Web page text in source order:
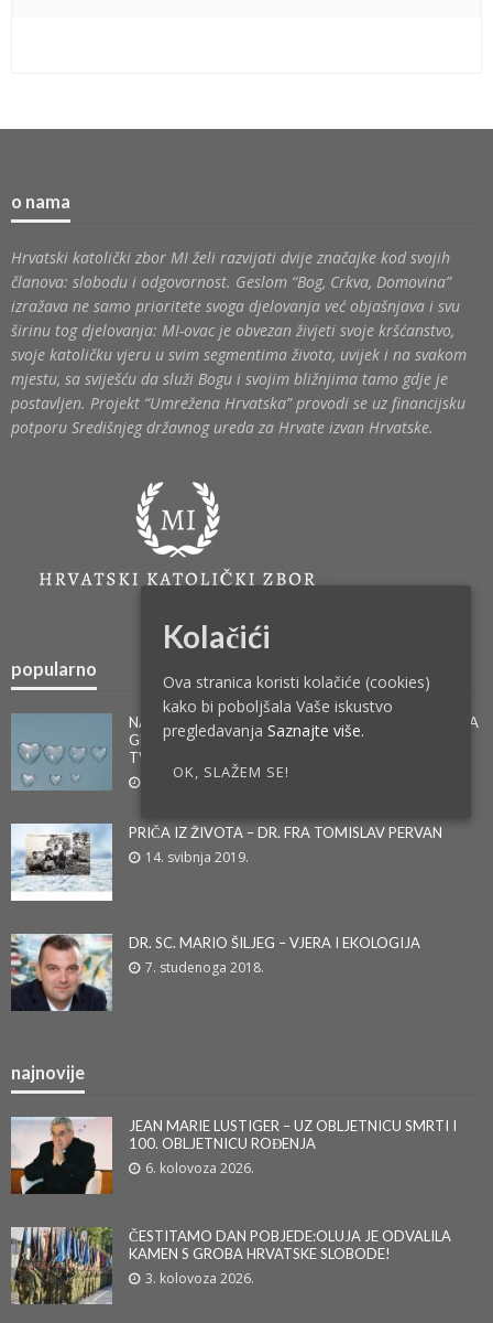
o nama
Hrvatski katolički zbor MI želi razvijati dvije značajke kod svojih
članova: slobodu i odgovornost. Geslom “Bog, Crkva, Domovina”
izražava ne samo prioritete svoga djelovanja već objašnjava i svu
širinu tog djelovanja: MI-ovac je obvezan živjeti svoje kršćanstvo,
svoje katoličku vjeru u svim segmentima života, uvijek i na svakom
mjestu, sa sviješću da služi Bogu i svojim bližnjima tamo gdje je
postavljen. Projekt “Umrežena Hrvatska” provodi se uz financijsku
potporu Središnjeg državnog ureda za Hrvate izvan Hrvatske.
popularno
NAJČITANIJI TEKST 2023. – INTERVJU KĆERI BILLYJA
GRAHAMA – KONAČNO ISTINA NA NACIONALNOJ
TV
1. veljače 2024.
PRIČA IZ ŽIVOTA – DR. FRA TOMISLAV PERVAN
14. svibnja 2019.
DR. SC. MARIO ŠILJEG – VJERA I EKOLOGIJA
7. studenoga 2018.
najnovije
JEAN MARIE LUSTIGER – UZ OBLJETNICU SMRTI I
100. OBLJETNICU ROĐENJA
6. kolovoza 2026.
ČESTITAMO DAN POBJEDE:OLUJA JE ODVALILA
KAMEN S GROBA HRVATSKE SLOBODE!
3. kolovoza 2026.
Kolačići
Ova stranica koristi kolačiće (cookies)
kako bi poboljšala Vaše iskustvo
pregledavanja Saznajte više.
OK, SLAŽEM SE!